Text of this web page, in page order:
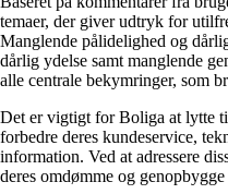
temaer, der giver udtryk for
Manglende pålidelighed og
dårlig ydelse samt manglende
alle centrale bekymringer, som
Det er vigtigt for Boliga at lytte
forbedre deres kundeservice,
information. Ved at adressere
deres omdømme og